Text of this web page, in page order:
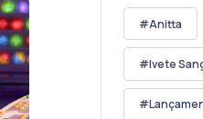
Anitta
Ivete